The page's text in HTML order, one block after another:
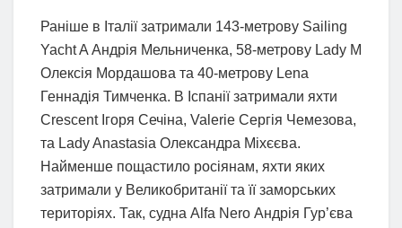
Раніше в Італії затримали 143-метрову Sailing
Yacht A Андрія Мельниченка, 58-метрову Lady M
Олексія Мордашова та 40-метрову Lena
Геннадія Тимченка. В Іспанії затримали яхти
Crescent Ігоря Сечіна, Valerie Сергія Чемезова,
та Lady Anastasia Олександра Міхєєва.
Найменше пощастило росіянам, яхти яких
затримали у Великобританії та її заморських
територіях. Так, судна Alfa Nero Андрія Гур’єва